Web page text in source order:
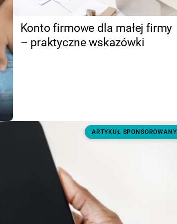
Konto firmowe dla małej firmy
– praktyczne wskazówki
ARTYKUŁ SPONSOROWANY